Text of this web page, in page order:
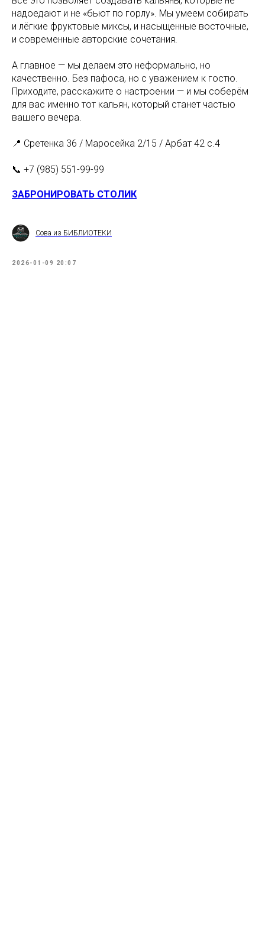
надоедают и не «бьют по горлу». Мы умеем собирать
и лёгкие фруктовые миксы, и насыщенные восточные,
и современные авторские сочетания.
А главное — мы делаем это неформально, но
качественно. Без пафоса, но с уважением к гостю.
Приходите, расскажите о настроении — и мы соберём
для вас именно тот кальян, который станет частью
вашего вечера.
📍 Сретенка 36 / Маросейка 2/15 / Арбат 42 с.4
📞 +7 (985) 551-99-99
ЗАБРОНИРОВАТЬ СТОЛИК
Сова из БИБЛИОТЕКИ
2026-01-09 20:07